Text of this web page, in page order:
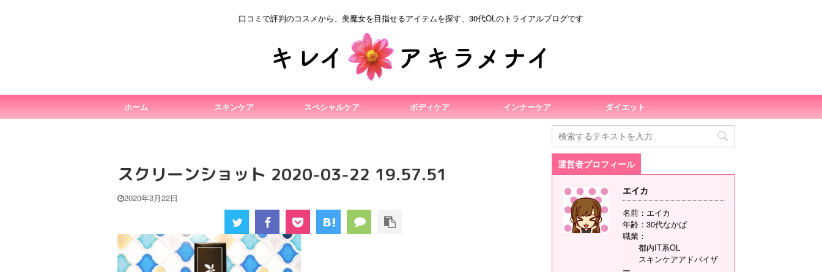
口コミで評判のコスメから、美魔女を目指せるアイテムを探す、30代OLのトライアルブログです
ホーム スキンケア スペシャルケア ボディケア インナーケア ダイエット
スクリーンショット 2020-03-22 19.57.51
2020年3月22日
運営者プロフィール
エイカ
名前：エイカ
年齢：30代なかば
職業：
都内IT系OL
スキンケアアドバイザ